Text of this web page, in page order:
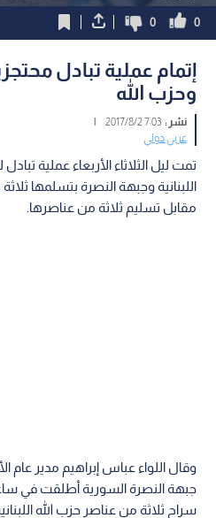
0
0
إتمام عملية تبادل
وحزب الله
نشر :7:03 2017/8/2
|
عربي دولي
تمت ليل الثلاثاء الأربعاء عملية
اللبنانية وجبهة النصرة بتسلمها
مقابل تسليم ثلاثة من عناصرها.
وقال اللواء عباس إبراهيم مدير عام
جبهة النصرة السورية أطلقت في
سراح ثلاثة من عناصر حزب الله